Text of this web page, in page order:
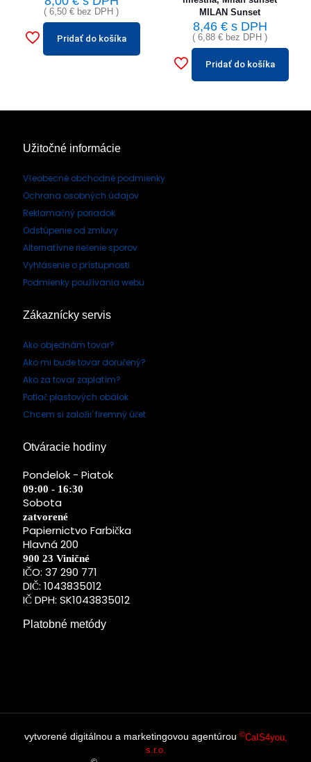
( 6,50 € bez DPH )
Pridať do košíka
MILAN Sunset
8,46 €s DPH
( 6,88 € bez DPH )
Pridať do košíka
Užitočné informácie
Všeobecné obchodné podmienky
Ochrana osobných údajov
Reklamačný poriadok
Odstúpenie od zmluvy
Alternatívne riešenie sporov
Vyhlásenie o prístupnosti
Podmienky používania webu
Zákaznícky servis
Ako objednám tovar?
Ako mi bude tovar doručený?
Ako za tovar zaplatím?
Potlač plastových obálok
Chcem si založiť firemný účet
Otváracie hodiny
Pondelok - Piatok
09:00 - 16:30
Sobota
zatvorené
Papiernictvo Farbička
Hlavná 200
900 23 Viničné
IČO: 37 290 771
DIČ: 1043835012
IČ DPH: SK1043835012
Platobné metódy
vytvorené digitálnou a marketingovou agentúrou ©CaIS4you,
s.r.o.